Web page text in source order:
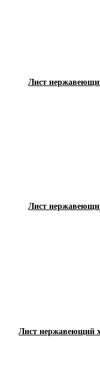
Лист
Лист
Лист нержавеющий